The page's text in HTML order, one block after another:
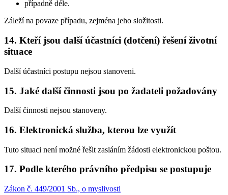
případně déle.
Záleží na povaze případu, zejména jeho složitosti.
14. Kteří jsou další účastníci (dotčení) řešení životní
situace
Další účastníci postupu nejsou stanoveni.
15. Jaké další činnosti jsou po žadateli požadovány
Další činnosti nejsou stanoveny.
16. Elektronická služba, kterou lze využít
Tuto situaci není možné řešit zasláním žádosti elektronickou poštou.
17. Podle kterého právního předpisu se postupuje
Zákon č. 449/2001 Sb., o myslivosti